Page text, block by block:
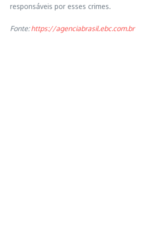
responsáveis por esses crimes.
Fonte:https://agenciabrasil.ebc.com.br